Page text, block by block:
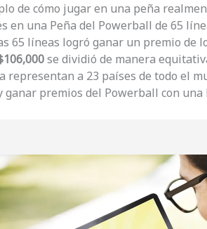
de cómo jugar en una peña
en una Peña del Powerball de 65
65 líneas logró ganar un premio de
se dividió de manera
representan a 23 países de todo el
ganar premios del Powerball con